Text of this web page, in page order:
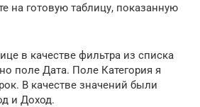
на готовую таблицу, показанную
в качестве фильтра из списка
поле Дата. Поле Категория я
В качестве значений были
и Доход.